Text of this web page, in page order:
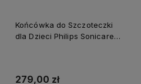
Końcówka do Szczoteczki
dla Dzieci Philips Sonicare
279,00 zł